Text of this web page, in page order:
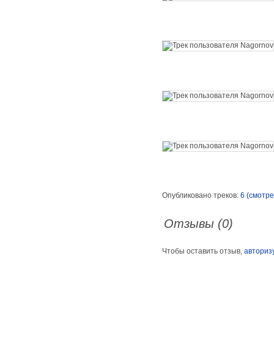
Опубликовано треков: 6
Отзывы (0)
Чтобы оставить отзыв,